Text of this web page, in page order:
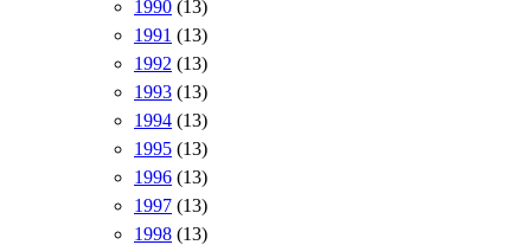
1990 (13)
1991 (13)
1992 (13)
1993 (13)
1994 (13)
1995 (13)
1996 (13)
1997 (13)
1998 (13)